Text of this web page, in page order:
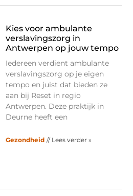
Kies voor ambulante
verslavingszorg in
Antwerpen op jouw tempo
Iedereen verdient ambulante
verslavingszorg op je eigen
tempo en juist dat bieden ze
aan bij Reset in regio
Antwerpen. Deze praktijk in
Deurne heeft een
Gezondheid // Lees verder »